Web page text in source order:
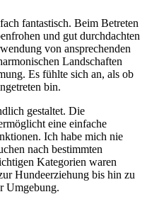
fantastisch. Beim ⁢Betreten
und‍ gut durchdachten
von ansprechenden
Landschaften
Es fühlte ​sich an, als ob
bin.
gestaltet. Die
⁣eine einfache
Ich⁤ habe‌ mich ‍nie
nach bestimmten
‍Kategorien waren
Hundeerziehung bis hin zu
Umgebung.